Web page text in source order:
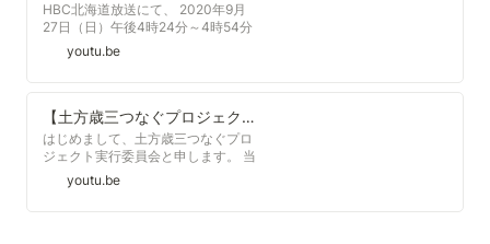
和德川家和平，但是卻也無法養得起
人數多達8萬的江戶幕府舊臣，而此
時擔任幕府海軍副總裁榎本武揚擔心
軍決定前往蝦夷地，以北部地區作為
新的根據地去進行開發和防禦。[1]
HBC北海道放送にて、 2020年9月
27日（日）午後4時24分～4時54分
に放送した内容の見逃し配信です。
【番組内容】 新選組で鬼の副長と呼
ばれた土方歳三。その土方は、箱館
戦争の終結６日前、壮絶な死を遂げ
る。 当時、蝦夷地と呼ばれた北海道
に土方達、旧幕府脱走軍が上陸して
から半年。戦いに次ぐ戦いの中で、
土方がぶれずに保ち続けた思い、そ
して最後まで求め続けた理想とは？
youtu.be
【土方歳三つなぐプロジェクト】クラウドファンディング 〜遺品修復と複製で未来へ紡ぐ歴史️️〜
はじめまして、土方歳三つなぐプロ
ジェクト実行委員会と申します。 当
委員会は、土方歳三兄の子孫が運営
する「土方歳三資料館」と、「株式
会社大塚巧藝社」を中心に構成され
youtu.be